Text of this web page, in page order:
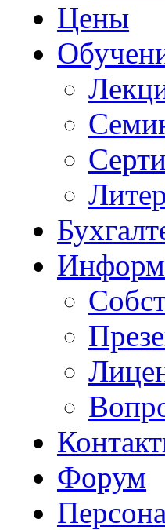
Цены
Форум